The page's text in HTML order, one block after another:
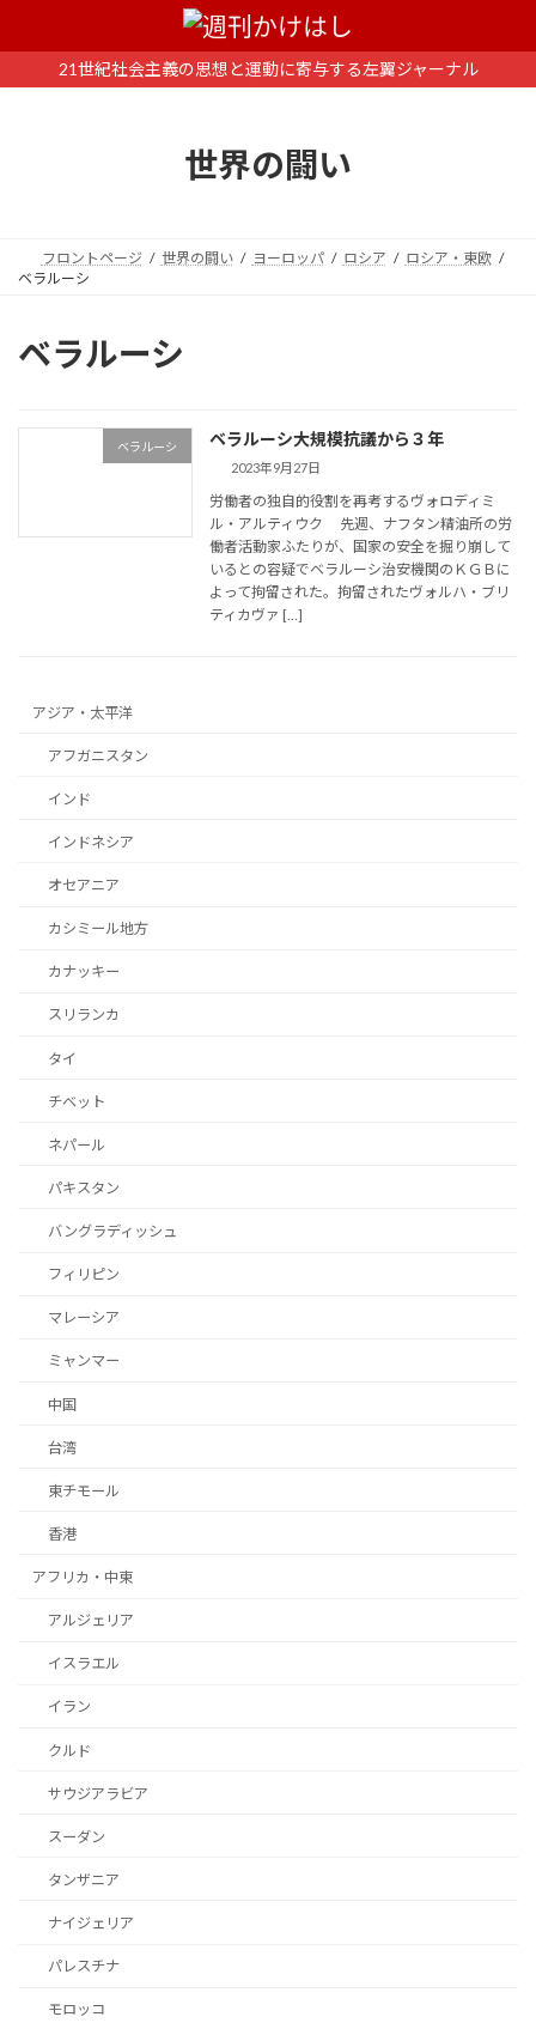
ン
ー
21世紀社会主義の思想と運動に寄与する左翼ジャーナル
世界の闘い
フロントページ 世界の闘い ヨーロッパ ロシア
ロシア・東欧
ベラルーシ
ベラルーシ
ベラルーシ ベラルーシ大規模抗議から３年
2023年9月27日
労働者の独自的役割を再考するヴォロディミ
ル・アルティウク 先週、ナフタン精油所の労
働者活動家ふたりが、国家の安全を掘り崩して
いるとの容疑でベラルーシ治安機関のＫＧＢに
よって拘留された。拘留されたヴォルハ・ブリ
ティカヴァ […]
アジア・太平洋
アフガニスタン
インド
インドネシア
オセアニア
カシミール地方
カナッキー
スリランカ
タイ
チベット
ネパール
パキスタン
バングラディッシュ
フィリピン
マレーシア
ミャンマー
中国
台湾
東チモール
香港
アフリカ・中東
アルジェリア
イスラエル
イラン
クルド
サウジアラビア
スーダン
タンザニア
ナイジェリア
パレスチナ
モロッコ